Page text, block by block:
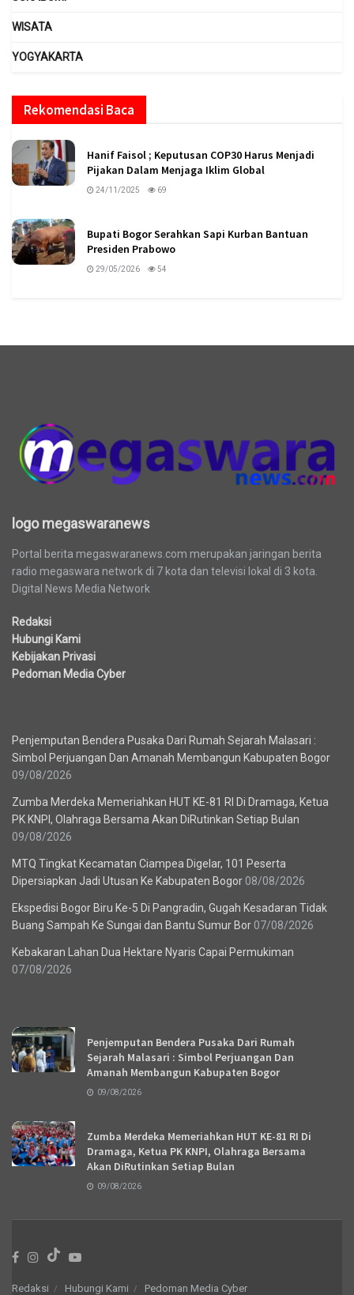
WISATA
YOGYAKARTA
Rekomendasi Baca
Hanif Faisol ; Keputusan COP30 Harus Menjadi
Pijakan Dalam Menjaga Iklim Global
24/11/2025 69
Bupati Bogor Serahkan Sapi Kurban Bantuan
Presiden Prabowo
29/05/2026 54
logo megaswaranews
Portal berita megaswaranews.com merupakan jaringan berita
radio megaswara network di 7 kota dan televisi lokal di 3 kota.
Digital News Media Network
Redaksi
Hubungi Kami
Kebijakan Privasi
Pedoman Media Cyber
Penjemputan Bendera Pusaka Dari Rumah Sejarah Malasari :
Simbol Perjuangan Dan Amanah Membangun Kabupaten Bogor
09/08/2026
Zumba Merdeka Memeriahkan HUT KE-81 RI Di Dramaga, Ketua
PK KNPI, Olahraga Bersama Akan DiRutinkan Setiap Bulan
09/08/2026
MTQ Tingkat Kecamatan Ciampea Digelar, 101 Peserta
Dipersiapkan Jadi Utusan Ke Kabupaten Bogor 08/08/2026
Ekspedisi Bogor Biru Ke-5 Di Pangradin, Gugah Kesadaran Tidak
Buang Sampah Ke Sungai dan Bantu Sumur Bor 07/08/2026
Kebakaran Lahan Dua Hektare Nyaris Capai Permukiman
07/08/2026
Penjemputan Bendera Pusaka Dari Rumah
Sejarah Malasari : Simbol Perjuangan Dan
Amanah Membangun Kabupaten Bogor
09/08/2026
Zumba Merdeka Memeriahkan HUT KE-81 RI Di
Dramaga, Ketua PK KNPI, Olahraga Bersama
Akan DiRutinkan Setiap Bulan
09/08/2026
Redaksi Hubungi Kami Pedoman Media Cyber